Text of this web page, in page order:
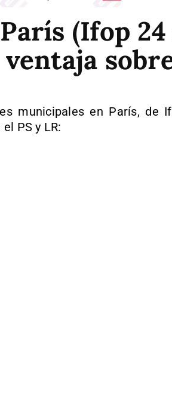
(Ifop 24
municipales en París, de
PS y LR: